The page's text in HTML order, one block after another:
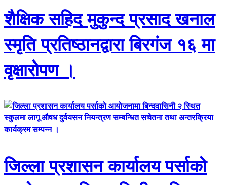
शैक्षिक सहिद मुकुन्द प्रसाद खनाल
स्मृति प्रतिष्ठानद्वारा बिरगंज १६ मा
वृक्षारोपण ।
जिल्ला प्रशासन कार्यालय पर्साको